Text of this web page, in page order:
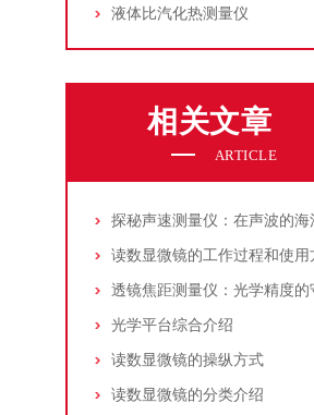
液体比汽化热测量仪
相关文章
ARTICLE
光学平台综合介绍
读数显微镜的操纵方式
读数显微镜的分类介绍